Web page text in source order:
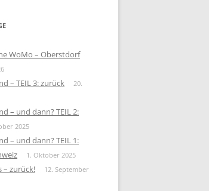
WoMo – Oberstdorf
– TEIL 3: zurück
20.
– und dann? TEIL 2:
2025
– und dann? TEIL 1:
1. Oktober 2025
– zurück!
12. September